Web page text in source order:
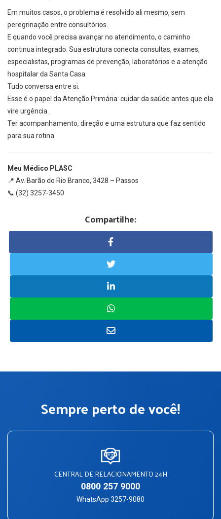
Em muitos casos, o problema é resolvido ali mesmo, sem
peregrinação entre consultórios.
E quando você precisa avançar no atendimento, o caminho
continua integrado. Sua estrutura conecta consultas, exames,
especialistas, programas de prevenção, laboratórios e a atenção
hospitalar da Santa Casa.
Tudo conversa entre si.
Esse é o papel da Atenção Primária: cuidar da saúde antes que ela
vire urgência.
Ter acompanhamento, direção e uma estrutura que faz sentido
para sua rotina.
Meu Médico PLASC
📍 Av. Barão do Rio Branco, 3428 – Passos
📞 (32) 3257-3450
Compartilhe:
Sempre perto de você!
CENTRAL DE RELACIONAMENTO 24H
0800 257 9000
WhatsApp 3257-9080